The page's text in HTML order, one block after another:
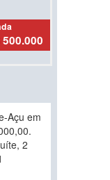
500.000
Açu em
2